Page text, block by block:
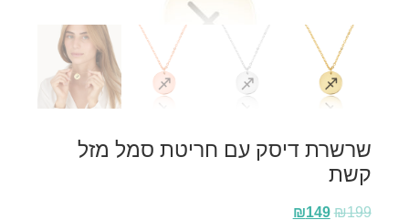
שרשרת דיסק עם חריטת סמל מזל
קשת
₪199
₪149